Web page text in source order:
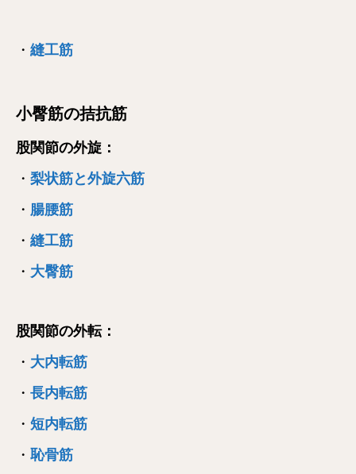
・ 縫工筋
小臀筋の拮抗筋
股関節の外旋：
・ 梨状筋と外旋六筋
・ 腸腰筋
・ 縫工筋
・ 大臀筋
股関節の外転：
・ 大内転筋
・ 長内転筋
・ 短内転筋
・ 恥骨筋